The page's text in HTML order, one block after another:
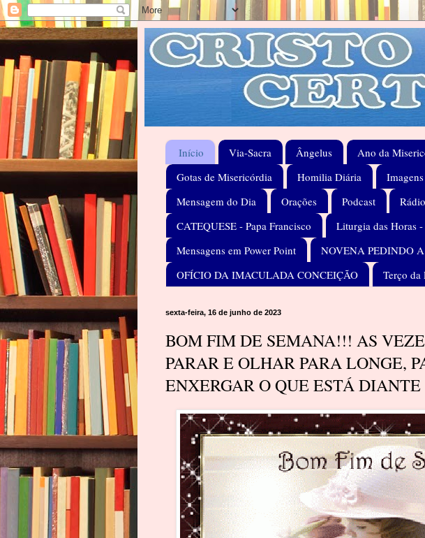
Início Via-Sacra Ângelus Ano da
Gotas de Misericórdia
Homilia Diária
Mensagem do Dia
Orações Podcast
CATEQUESE - Papa Francisco
Liturgia das Horas
Mensagens em Power Point
NOVENA PEDINDO
OFÍCIO DA IMACULADA CONCEIÇÃO
Terço
sexta-feira, 16 de junho de 2023
BOM FIM DE SEMANA!!! AS
PARAR E OLHAR PARA LONGE,
ENXERGAR O QUE ESTÁ DIANTE